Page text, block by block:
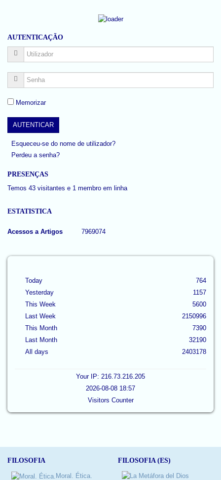
AUTENTICAÇÃO
Memorizar
Esqueceu-se do nome de utilizador?
Perdeu a senha?
PRESENÇAS
Temos 43 visitantes e 1 membro em linha
ESTATISTICA
Acessos a Artigos 7969074
Today
Yesterday
This Week
Last Week
This Month
Last Month
All days
764
1157
5600
2150996
7390
32190
2403178
Your IP: 216.73.216.205
2026-08-08 18:57
Visitors Counter
FILOSOFIA
Moral. Ética.
FILOSOFIA (ES)